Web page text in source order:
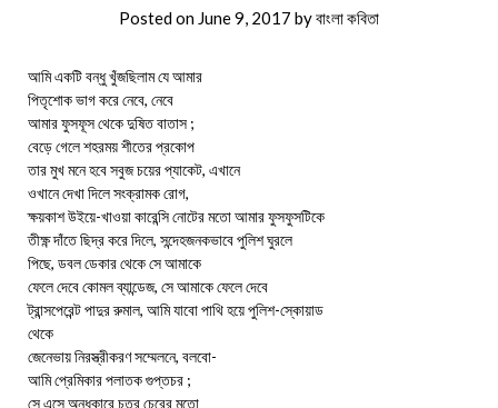
Posted on June 9, 2017 byবাংলা কবিতা
আমি একটি বন্ধু খুঁজছিলাম যে আমার
পিতৃশোক ভাগ করে নেবে, নেবে
আমার ফুসফূস থেকে দুষিত বাতাস ;
বেড়ে গেলে শহরময় শীতের প্রকোপ
তার মুখ মনে হবে সবুজ চয়ের প্যাকেট, এখানে
ওখানে দেখা দিলে সংক্রামক রোগ,
ক্ষয়কাশ উইয়ে-খাওয়া কারেন্সি নোটের মতো আমার ফুসফুসটিকে
তীক্ষ্ণ দাঁতে ছিদ্র করে দিলে, সন্দেহজনকভাবে পুলিশ ঘুরলে
পিছে, ডবল ডেকার থেকে সে আমাকে
ফেলে দেবে কোমল ব্যান্ডেজ, সে আমাকে ফেলে দেবে
ট্রান্সপেরেন্ট পাদুর রুমাল, আমি যাবো পাথি হয়ে পুলিশ-স্কোয়াড
থেকে
জেনেভায় নিরস্ত্রীকরণ সম্মেলনে, বলবো-
আমি প্রেমিকার পলাতক গুপ্তচর ;
সে এসে অন্ধকারে চতুর চেরের মতো